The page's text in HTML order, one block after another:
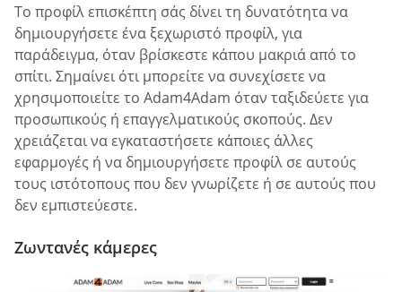
Το προφίλ επισκέπτη σάς δίνει τη δυνατότητα να
δημιουργήσετε ένα ξεχωριστό προφίλ, για
παράδειγμα, όταν βρίσκεστε κάπου μακριά από το
σπίτι. Σημαίνει ότι μπορείτε να συνεχίσετε να
χρησιμοποιείτε το Adam4Adam όταν ταξιδεύετε για
προσωπικούς ή επαγγελματικούς σκοπούς. Δεν
χρειάζεται να εγκαταστήσετε κάποιες άλλες
εφαρμογές ή να δημιουργήσετε προφίλ σε αυτούς
τους ιστότοπους που δεν γνωρίζετε ή σε αυτούς που
δεν εμπιστεύεστε.
Ζωντανές κάμερες